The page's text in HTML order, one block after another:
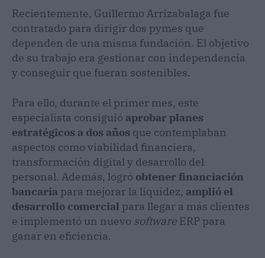
Recientemente, Guillermo Arrizabalaga fue
contratado para dirigir dos pymes que
dependen de una misma fundación. El objetivo
de su trabajo era gestionar con independencia
y conseguir que fueran sostenibles.
Para ello, durante el primer mes, este
especialista consiguió aprobar planes
estratégicos a dos años que contemplaban
aspectos como viabilidad financiera,
transformación digital y desarrollo del
personal. Además, logró obtener financiación
bancaria para mejorar la liquidez, amplió el
desarrollo comercial para llegar a más clientes
e implementó un nuevo software ERP para
ganar en eficiencia.